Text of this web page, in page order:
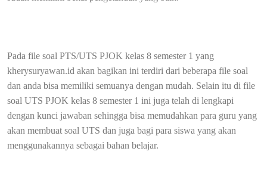
Pada file soal PTS/UTS PJOK kelas 8 semester 1 yang
kherysuryawan.id akan bagikan ini terdiri dari beberapa file soal
dan anda bisa memiliki semuanya dengan mudah. Selain itu di file
soal UTS PJOK kelas 8 semester 1 ini juga telah di lengkapi
dengan kunci jawaban sehingga bisa memudahkan para guru yang
akan membuat soal UTS dan juga bagi para siswa yang akan
menggunakannya sebagai bahan belajar.